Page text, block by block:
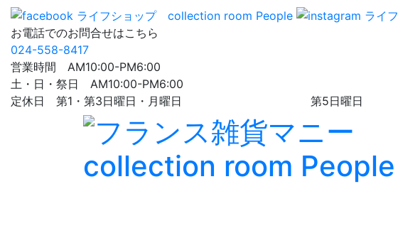
お電話でのお問合せはこちら
024-558-8417
営業時間 AM10:00-PM6:00
土・日・祭日 AM10:00-PM6:00
定休日 第1・第3日曜日・月曜日 第5日曜日